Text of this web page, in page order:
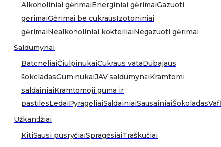
Alkoholiniai gėrimaiEnerginiai gėrimaiGazuoti
gėrimaiGėrimai be cukrausIzotoniniai
gėrimaiNealkoholiniai kokteiliaiNegazuoti gėrimai
Saldumynai
BatonėliaiČiulpinukaiCukraus vataDubajaus
šokoladasGuminukaiJAV saldumynaiKramtomi
saldainiaiKramtomoji guma ir
pastilėsLedaiPyragėliaiSaldainiaiSausainiaiŠokoladas
Užkandžiai
KitiSausi pusryčiaiSpragėsiaiTraškučiai